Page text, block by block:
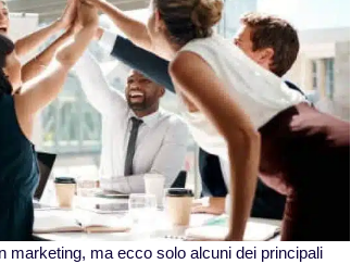
marketing, ma ecco solo alcuni dei principali